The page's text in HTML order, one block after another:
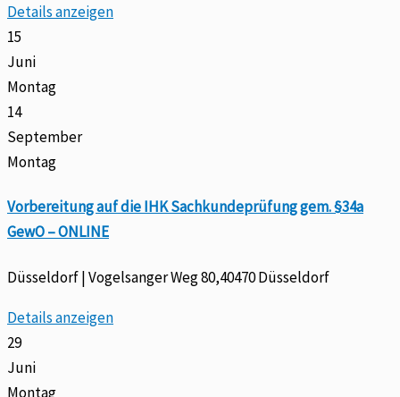
Details anzeigen
15
Juni
Montag
14
September
Montag
Vorbereitung auf die IHK Sachkundeprüfung gem. §34a
GewO – ONLINE
Düsseldorf | Vogelsanger Weg 80,40470 Düsseldorf
Details anzeigen
29
Juni
Montag